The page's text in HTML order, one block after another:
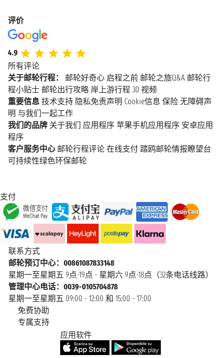
评价
4.9
所有评论
关于邮轮行程：
邮轮好奇心 启程之前 邮轮之旅Q&A 邮轮行
程小贴士 邮轮出行攻略 岸上游行程 3D 视频
重要信息 技术支持 隐私免责声明 Cookie信息 保险 无障碍声
明 与我们一起工作
我们的品牌 关于我们 应用程序 苹果手机应用程序 安卓应用
程序
客户服务中心 邮轮行程评论 在线支付 踏鸥邮轮情报瞭望台
可持续性绿色环保邮轮
支付
联系方式
邮轮预订中心：00861087833148
星期一至星期五 9点-19点 - 星期六 9点-18点（32条电话线路）
管理中心电话：0039-0105704878
星期一至星期五 09:00 - 12:00 和 15:00 - 17:00
免费协助
专属支持
应用软件